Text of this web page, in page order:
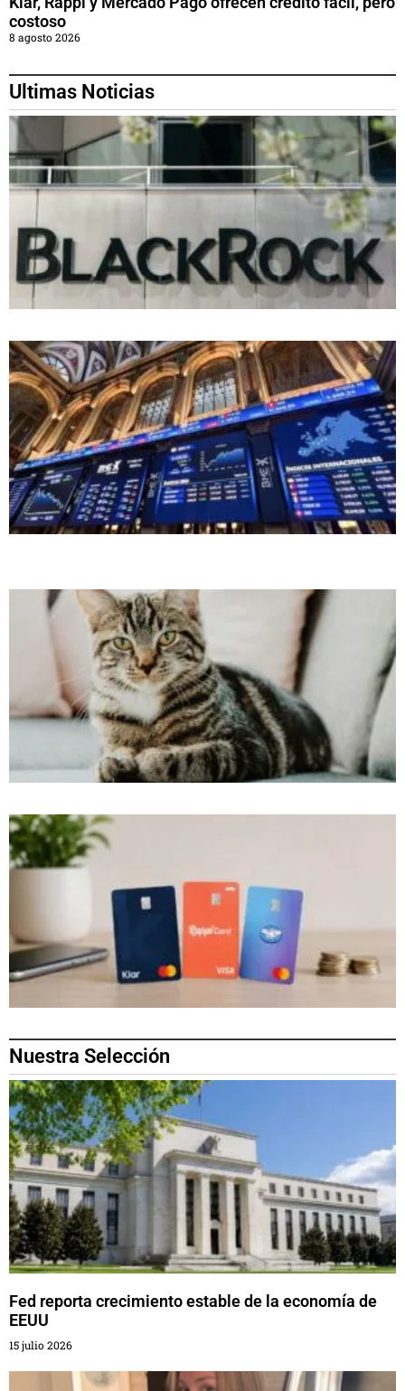
costoso
8 agosto 2026
Ultimas Noticias
Nuestra Selección
Fed reporta crecimiento estable de la economía de
EEUU
15 julio 2026